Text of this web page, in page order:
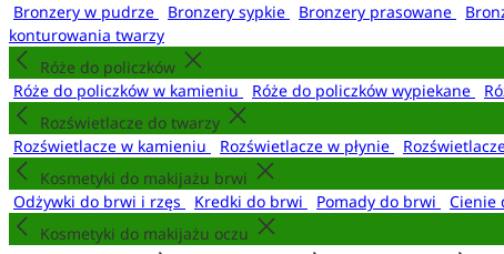
Bronzery w pudrze
Bronzery sypkie Bronzery prasowane
konturowania twarzy
Róże do policzków
Róże do policzków w kamieniu
Róże do policzków wypiekane
Rozświetlacze do twarzy
Rozświetlacze w kamieniu
Rozświetlacze w płynie
Kosmetyki do makijażu brwi
Odżywki do brwi i rzęs
Kredki do brwi Pomady do brwi Cienie
Kosmetyki do makijażu oczu